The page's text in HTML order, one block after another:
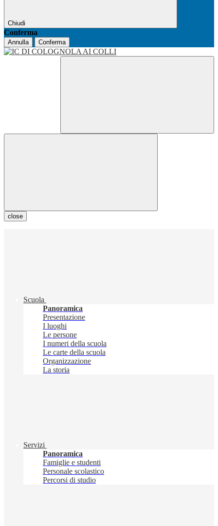
Chiudi
Conferma
Annulla Conferma
close
Scuola
Panoramica
Presentazione
I luoghi
Le persone
I numeri della scuola
Le carte della scuola
Organizzazione
La storia
Servizi
Panoramica
Famiglie e studenti
Personale scolastico
Percorsi di studio